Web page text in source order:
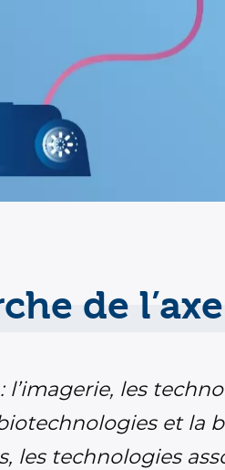
de l’axe
les
et la
technologies